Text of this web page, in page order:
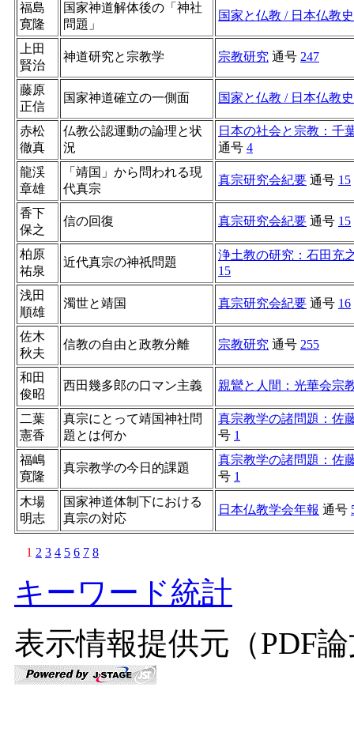
福島
寛隆
国家神道解体後の「神社
問題」
国家と仏教 / 日本仏教
上田
賢治
神道研究と宗教学 宗教研究 通号 247
藤原
正信
国家神道確立の一側面 国家と仏教 / 日本仏教
赤松
徹真
仏教公認運動の論理と状
況
日本の社会と宗教：千
通号 4
龍渓
章雄
「靖国」から問われる現
代真宗
真宗研究会紀要 通号 15
香下
保之
信の回復 真宗研究会紀要 通号 15
柏原
祐泉
近代真宗の神祇問題
浄土教の研究：石田充
15
浅田
順雄
濁世と靖国 真宗研究会紀要 通号 16
佐木
秋夫
信教の自由と政教分離 宗教研究 通号 255
和田
俊昭
西田幾多郎の口マン主義 親鸞と人間：光華会宗
二葉
憲香
真宗にとって靖国神社問
題とは何か
真宗教学の諸問題：佐
号 1
福嶋
寛隆
真宗教学の今日的課題
真宗教学の諸問題：佐
号 1
木場
明志
国家神道体制下における
真宗の対応
日本仏教学会年報 通号
1 2 3 4 5 6 7 8
キーワード統計
表示情報提供元（PDF